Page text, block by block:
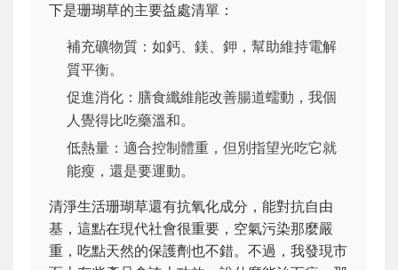
下是珊瑚草的主要益處清單：
補充礦物質 ：如鈣、鎂、鉀，幫助維持電解
質平衡。
促進消化：膳食纖維能改善腸道蠕動，我個
人覺得比吃藥溫和。
低熱量：適合控制體重，但別指望光吃它就
能瘦，還是要運動。
清淨生活珊瑚草還有抗氧化成分，能對抗自由
基，這點在現代社會很重要，空氣污染那麼嚴
重，吃點天然的保護劑也不錯。不過，我發現市